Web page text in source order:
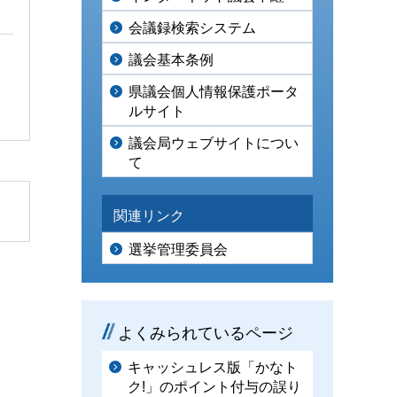
会議録検索システム
議会基本条例
県議会個人情報保護ポータ
ルサイト
議会局ウェブサイトについ
て
関連リンク
選挙管理委員会
よくみられているページ
キャッシュレス版「かなト
ク!」のポイント付与の誤り